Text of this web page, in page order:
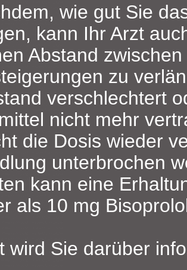
wie gut Sie
kann Ihr Arzt
Abstand
zu
verschlechtert
nicht mehr
die Dosis wieder
unterbrochen
kann eine
als 10 mg
wird Sie darüber